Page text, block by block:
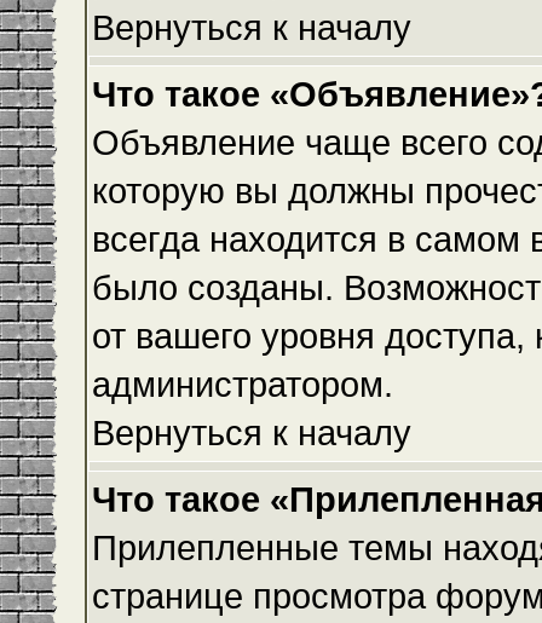
Вернуться к началу
Что такое
Объявление чаще всего
которую вы должны
всегда находится в
было созданы.
от вашего уровня
администратором.
Вернуться к началу
Что такое
Прилепленные темы
странице просмотра